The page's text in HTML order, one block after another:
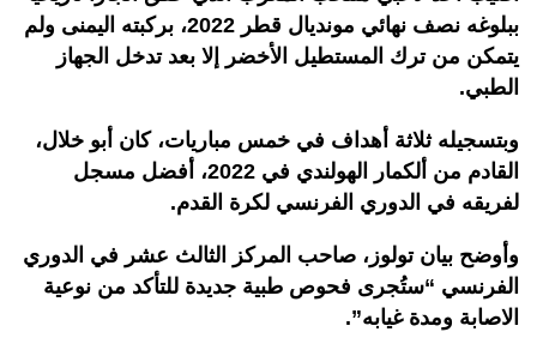
ببلوغه نصف نهائي مونديال قطر 2022، بركبته اليمنى ولم
يتمكن من ترك المستطيل الأخضر إلا بعد تدخل الجهاز
الطبي.
وبتسجيله ثلاثة أهداف في خمس مباريات، كان أبو خلال،
القادم من ألكمار الهولندي في 2022، أفضل مسجل
لفريقه في الدوري الفرنسي لكرة القدم.
وأوضح بيان تولوز، صاحب المركز الثالث عشر في الدوري
الفرنسي “ستُجرى فحوص طبية جديدة للتأكد من نوعية
الاصابة ومدة غيابه”.